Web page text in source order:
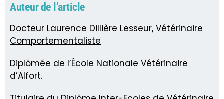
Auteur de l’article
Docteur Laurence Dillière Lesseur, Vétérinaire
Comportementaliste
Diplômée de l’École Nationale Vétérinaire
d’Alfort.